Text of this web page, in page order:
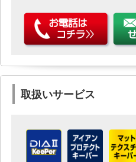
取扱いサービス